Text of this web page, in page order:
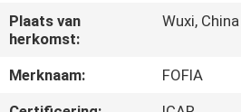
ONGEVEER
ONS
FABRIEKSREIS
Plaats van
herkomst:
Wuxi, China
Merknaam:
FOFIA